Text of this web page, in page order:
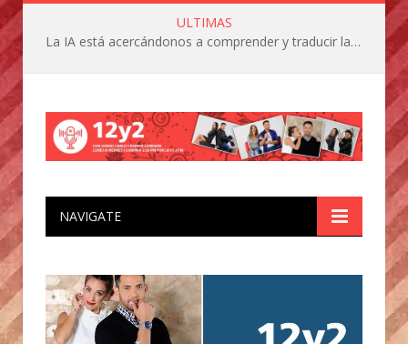
ULTIMAS
La IA está acercándonos a comprender y traducir las vocalizaciones y comportamientos de nuestras mascotas
NAVIGATE